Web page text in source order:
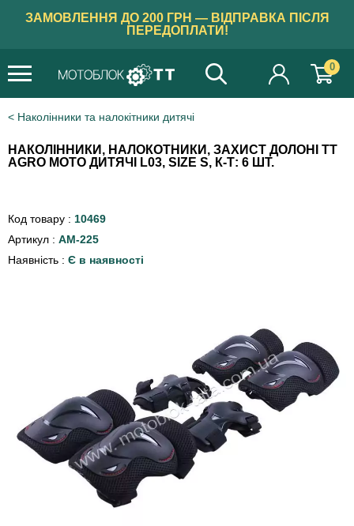
ЗАМОВЛЕННЯ ДО 200 ГРН — ВІДПРАВКА ПІСЛЯ
ПЕРЕДОПЛАТИ!
0
Наколінники та налокітники дитячі
НАКОЛІННИКИ, НАЛОКОТНИКИ, ЗАХИСТ ДОЛОНІ TT
AGRO MOTO ДИТЯЧІ L03, SIZE S, К-Т: 6 ШТ.
Код товару : 10469
Артикул : AM-225
Наявність : Є в наявності